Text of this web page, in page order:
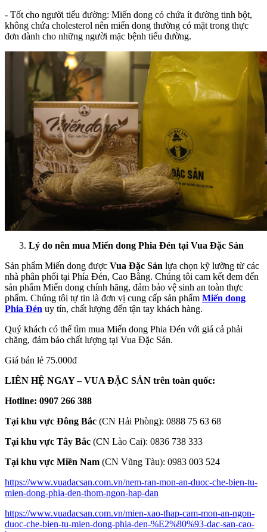
- Tốt cho người tiểu đường: Miến dong có chứa ít đường tinh bột,
không chứa cholesterol nên miến dong thường có mặt trong thực
đơn dành cho những người mặc bệnh tiểu đường.
Lý do nên mua Miến dong Phia Đén tại Vua Đặc Sản
Sản phẩm Miến dong được Vua Đặc Sản lựa chọn kỹ lưỡng từ các
nhà phân phối tại Phía Đén, Cao Bằng. Chúng tôi cam kết đem đến
sản phẩm Miến dong chính hãng, đảm bảo vệ sinh an toàn thực
phẩm. Chúng tôi tự tin là đơn vị cung cấp sản phẩm Miến dong
Phia Đén uy tín, chất lượng đến tận tay khách hàng.
Quý khách có thể tìm mua Miến dong Phia Đén với giá cả phải
chăng, đảm bảo chất lượng tại Vua Đặc Sản.
Giá bán lẻ 75.000đ
LIÊN HỆ NGAY – VUA ĐẶC SẢN trên toàn quốc:
Hotline: 0907 266 388
Tại khu vực Đông Bắc (CN Hải Phòng): 0888 75 63 68
Tại khu vực Tây Bắc (CN Lào Cai): 0836 738 333
Tại khu vực Miền Nam (CN Vũng Tàu): 0983 003 524
https://www.vuadacsan.com.vn/nem-ran-mon-an-duoc-che-bien-tu-
mien-dong-phia-den-thom-ngon-hap-dan
https://www.vuadacsan.com.vn/mien-xao-thap-cam-mon-an-ngon-
duoc-che-bien-tu-mien-dong-phia-den-%E2%80%93-dac-san-cao-